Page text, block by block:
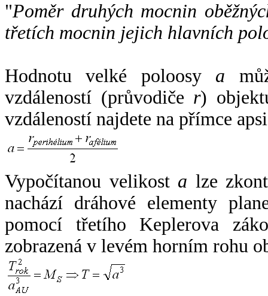
"Poměr druhých mocnin
třetích mocnin jejich hlavních
Hodnotu velké poloosy a
vzdáleností (průvodiče r)
vzdáleností najdete na přímce
Vypočítanou velikost a lze
nachází dráhové elementy
pomocí třetího Keplerova
zobrazená v levém horním rohu